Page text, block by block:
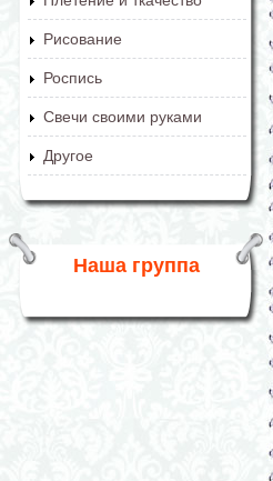
Рисование
Роспись
Свечи своими руками
Другое
Наша группа